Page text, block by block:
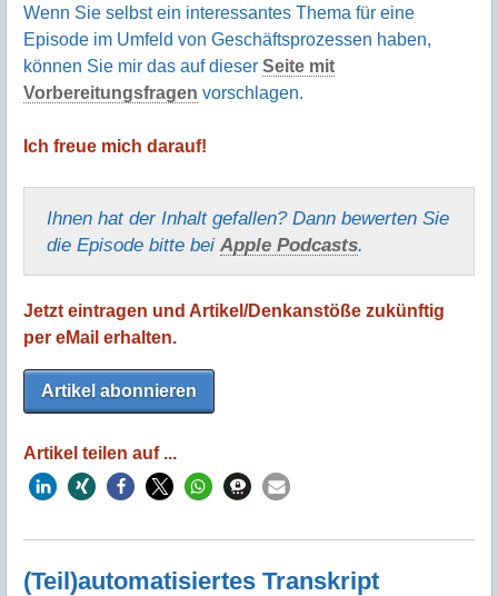
Wenn Sie selbst ein interessantes Thema für eine
Episode im Umfeld von Geschäftsprozessen haben,
können Sie mir das auf dieser Seite mit
Vorbereitungsfragen vorschlagen.
Ich freue mich darauf!
Ihnen hat der Inhalt gefallen? Dann bewerten Sie
die Episode bitte bei Apple Podcasts
Jetzt eintragen und Artikel/Denkanstöße zukünftig
per eMail erhalten.
Artikel abonnieren
Artikel teilen auf ...
(Teil)automatisiertes Transkript